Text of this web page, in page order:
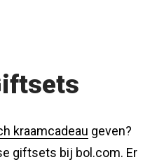
kraamcadeau geven?
giftsets bij bol.com. Er